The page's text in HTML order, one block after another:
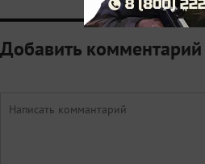
Добавить комментарий